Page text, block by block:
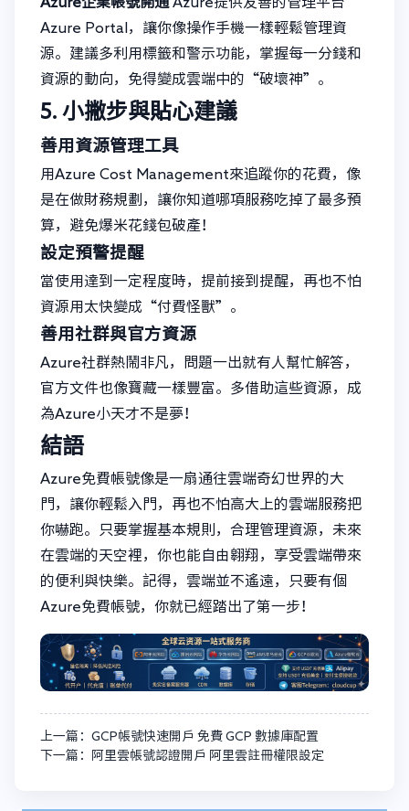
Azure Portal，讓你像操作手機一樣輕鬆管理資
源。建議多利用標籤和警示功能，掌握每一分錢和
資源的動向，免得變成雲端中的“破壞神”。
5. 小撇步與貼心建議
善用資源管理工具
用Azure Cost Management來追蹤你的花費，像
是在做財務規劃，讓你知道哪項服務吃掉了最多預
算，避免爆米花錢包破產！
設定預警提醒
當使用達到一定程度時，提前接到提醒，再也不怕
資源用太快變成“付費怪獸”。
善用社群與官方資源
Azure社群熱鬧非凡，問題一出就有人幫忙解答，
官方文件也像寶藏一樣豐富。多借助這些資源，成
為Azure小天才不是夢！
結語
Azure免費帳號像是一扇通往雲端奇幻世界的大
門，讓你輕鬆入門，再也不怕高大上的雲端服務把
你嚇跑。只要掌握基本規則，合理管理資源，未來
在雲端的天空裡，你也能自由翱翔，享受雲端帶來
的便利與快樂。記得，雲端並不遙遠，只要有個
Azure免費帳號，你就已經踏出了第一步！
上一篇：GCP帳號快速開戶 免費 GCP 數據庫配置
下一篇：阿里雲帳號認證開戶 阿里雲註冊權限設定